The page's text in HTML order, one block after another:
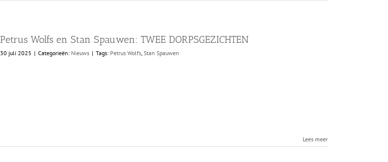
Petrus Wolfs en Stan Spauwen: TWEE DORPSGEZICHTEN
30 juli 2025 | Categorieën: Nieuws | Tags: Petrus Wolfs Stan Spauwen
Lees meer